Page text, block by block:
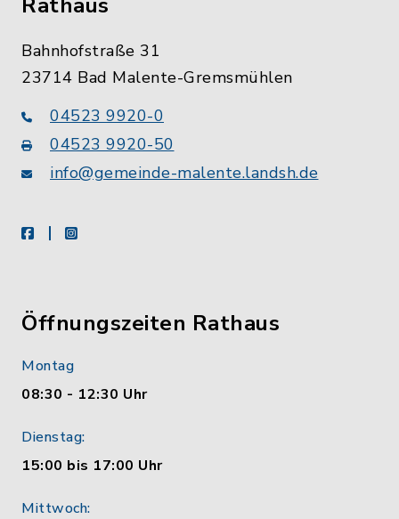
Bahnhofstraße 31
23714 Bad Malente-Gremsmühlen
04523 9920-0
04523 9920-50
info@gemeinde-malente.landsh.de
facebookinstagram
Öffnungszeiten Rathaus
Montag
08:30 - 12:30 Uhr
Dienstag:
15:00 bis 17:00 Uhr
Mittwoch: